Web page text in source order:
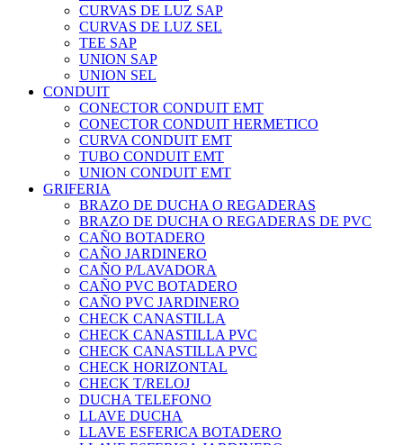
CURVAS DE LUZ SAP
CURVAS DE LUZ SEL
TEE SAP
UNION SAP
UNION SEL
CONDUIT
CONECTOR CONDUIT EMT
CONECTOR CONDUIT HERMETICO
CURVA CONDUIT EMT
TUBO CONDUIT EMT
UNION CONDUIT EMT
GRIFERIA
BRAZO DE DUCHA O REGADERAS
BRAZO DE DUCHA O REGADERAS DE PVC
CAÑO BOTADERO
CAÑO JARDINERO
CAÑO P/LAVADORA
CAÑO PVC BOTADERO
CAÑO PVC JARDINERO
CHECK CANASTILLA
CHECK CANASTILLA PVC
CHECK CANASTILLA PVC
CHECK HORIZONTAL
CHECK T/RELOJ
DUCHA TELEFONO
LLAVE DUCHA
LLAVE ESFERICA BOTADERO